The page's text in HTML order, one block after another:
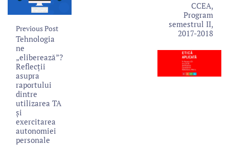
Previous Post
Tehnologia
ne
„eliberează”?
Reflecții
asupra
raportului
dintre
utilizarea TA
și
exercitarea
autonomiei
personale
CCEA,
Program
semestrul II,
2017-2018